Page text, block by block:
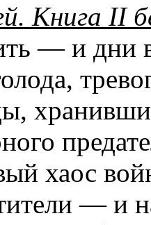
Книга II
— и дни
хаос
— и